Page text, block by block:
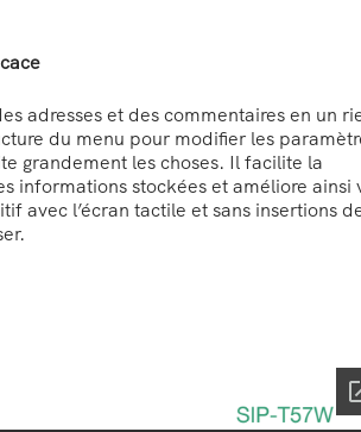
adresses et des commentaires en un
du menu pour modifier les
grandement les choses. Il facilite la
informations stockées et améliore ainsi
avec l’écran tactile et sans insertions